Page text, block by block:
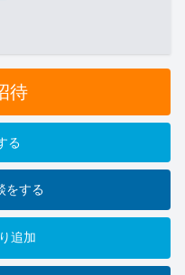
待
る
をする
追加